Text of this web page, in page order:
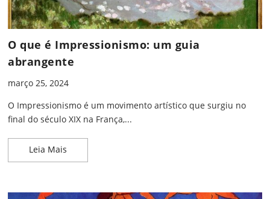
O que é Impressionismo: um guia
abrangente
março 25, 2024
O Impressionismo é um movimento artístico que surgiu no
final do século XIX na França,...
Leia Mais